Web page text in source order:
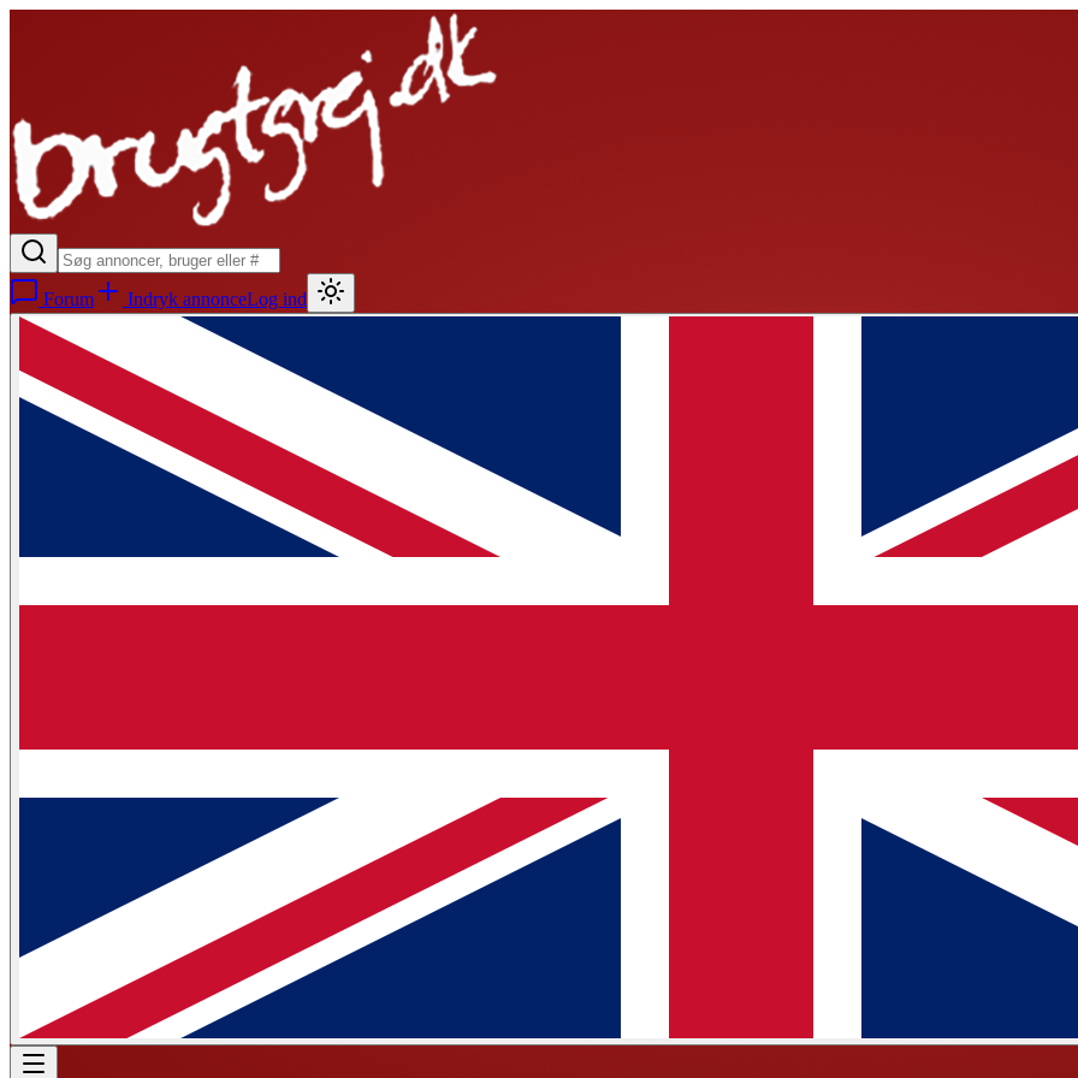
Forum Indryk annonceLog ind